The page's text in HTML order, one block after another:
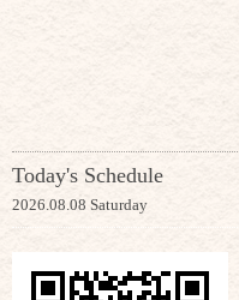
Today's Schedule
2026.08.08 Saturday